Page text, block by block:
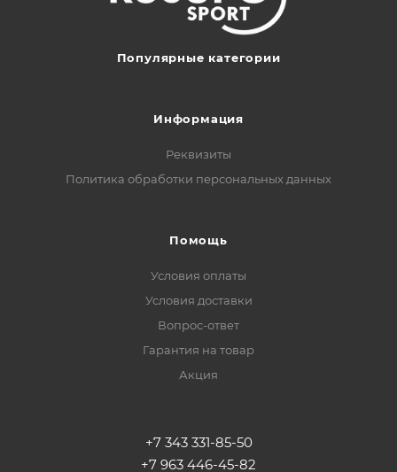
Популярные категории
Информация
Реквизиты
Политика обработки персональных данных
Помощь
Условия оплаты
Условия доставки
Вопрос-ответ
Гарантия на товар
Акция
+7 343 331-85-50
+7 963 446-45-82